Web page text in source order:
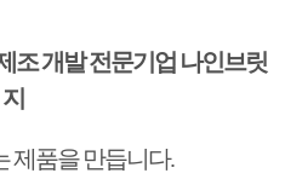
조 개발 전문기업 나인브릿
지
제품을 만듭니다.